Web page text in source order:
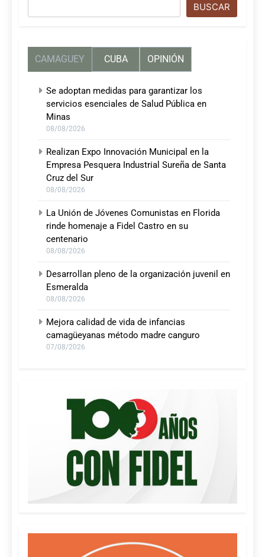
BUSCAR
CAMAGUEY CUBA OPINIÓN
Se adoptan medidas para garantizar los
servicios esenciales de Salud Pública en
Minas
08/08/2026
Realizan Expo Innovación Municipal en la
Empresa Pesquera Industrial Sureña de Santa
Cruz del Sur
08/08/2026
La Unión de Jóvenes Comunistas en Florida
rinde homenaje a Fidel Castro en su
centenario
08/08/2026
Desarrollan pleno de la organización juvenil en
Esmeralda
08/08/2026
Mejora calidad de vida de infancias
camagüeyanas método madre canguro
07/08/2026